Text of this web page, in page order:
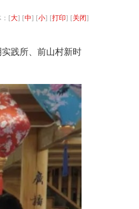
：[大] [中] [小] [打印] [关闭]
践所、前山村新时